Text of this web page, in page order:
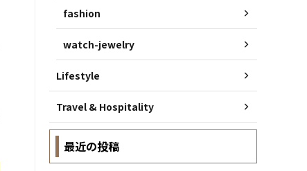
fashion
watch-jewelry
Lifestyle
Travel & Hospitality
最近の投稿